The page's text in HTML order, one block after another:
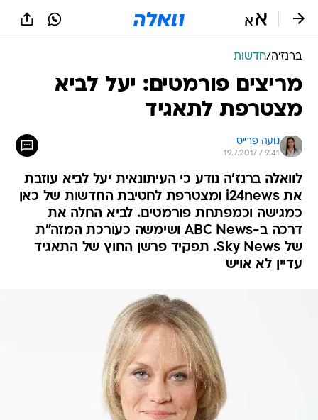
ברנז'ה/חדשות
מריצים פורמטים: יעל לביא
מצטרפת לתאגיד
נועה פרייס
19.7.2017 / 9:41
לוואלה ברנז'ה נודע כי העיתונאית יעל לביא עוזבת
את i24news ומצטרפת לחטיבת החדשות של כאן
כמגישה וכמפתחת פורמטים. לביא החלה את
דרכה ב-ABC News ושימשה כעורכת המזה"ת
של Sky News. תפקיד פרשן החוץ של התאגיד
עדיין לא אויש